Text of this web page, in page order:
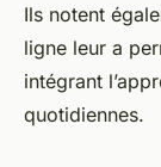
Ils notent
ligne leur a
intégrant
quotidiennes.